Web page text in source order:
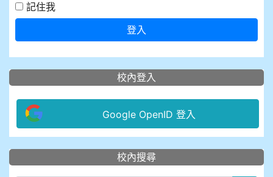
記住我
登入
校內登入
Google OpenID 登入
::: 校內搜尋